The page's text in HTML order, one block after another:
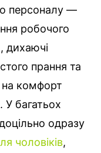
персоналу —
робочого
дихаючі
прання та
на комфорт
У багатьох
одразу
чоловіків,